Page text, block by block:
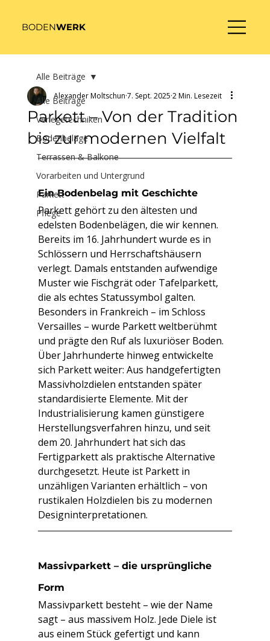
BODENWERK
Alle Beiträge
Verlegetechniken
Bodenbeläge
Terrassen & Balkone
Vorarbeiten und Untergrund
Parkett
Pflege
Alle Beiträge
Parkett – Von der Tradition
bis zur modernen Vielfalt
Alexander Moltschun 7. Sept. 2025 2 Min. Lesezeit
Ein Bodenbelag mit Geschichte
Parkett gehört zu den ältesten und
edelsten Bodenbelägen, die wir kennen.
Bereits im 16. Jahrhundert wurde es in
Schlössern und Herrschaftshäusern
verlegt. Damals entstanden aufwendige
Muster wie Fischgrät oder Tafelparkett,
die als echtes Statussymbol galten.
Besonders in Frankreich – im Schloss
Versailles – wurde Parkett weltberühmt
und prägte den Ruf als luxuriöser Boden.
Über Jahrhunderte hinweg entwickelte
sich Parkett weiter: Aus handgefertigten
Massivholzdielen entstanden später
standardisierte Elemente. Mit der
Industrialisierung kamen günstigere
Herstellungsverfahren hinzu, und seit
dem 20. Jahrhundert hat sich das
Fertigparkett als praktische Alternative
durchgesetzt. Heute ist Parkett in
unzähligen Varianten erhältlich – von
rustikalen Holzdielen bis zu modernen
Designinterpretationen.
Massivparkett – die ursprüngliche
Form
Massivparkett besteht – wie der Name
sagt – aus massivem Holz. Jede Diele ist
aus einem Stück gefertigt und kann